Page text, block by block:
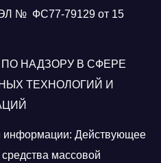
№ ФС77-79129 от 15
НАДЗОРУ В СФЕРЕ
ТЕХНОЛОГИЙ И
информации: Действующее
массовой